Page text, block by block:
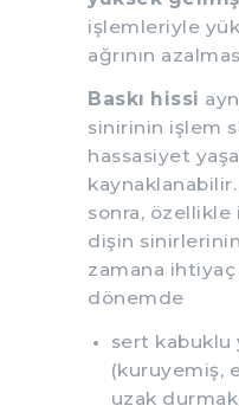
işlemleriyle
ağrının
Baskı hissi
sinirinin işlem
hassasiyet
sonra,
dişin
zamana
dönemde
sert kabuklu
(kuruyemiş,
uzak